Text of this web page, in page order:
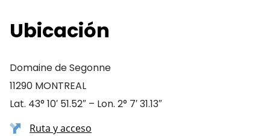
Ubicación
Domaine de Segonne
11290 MONTREAL
Lat. 43° 10′ 51.52″ – Lon. 2° 7′ 31.13″
Ruta y acceso